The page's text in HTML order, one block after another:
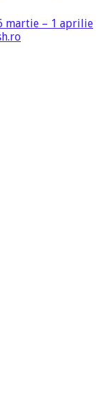
martie – 1 aprilie